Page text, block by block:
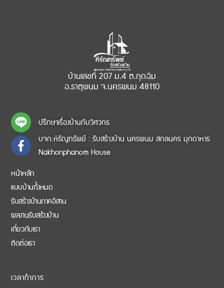
บ้านเลขที่ 207 ม.4 ต.กุดฉิม
อ.ธาตุพนม จ.นครพนม 48110
ปรึกษาเรื่องบ้านกับวิศวกร
บจก.หิรัญทรัพย์ : รับสร้างบ้าน นครพนม สกลนคร มุกดาหาร
Nakhonphanom House
หน้าหลัก
แบบบ้านทั้งหมด
รับสร้างบ้านภาคอีสาน
ผลงานรับสร้างบ้าน
เกี่ยวกับเรา
ติดต่อเรา
เวลาทำการ